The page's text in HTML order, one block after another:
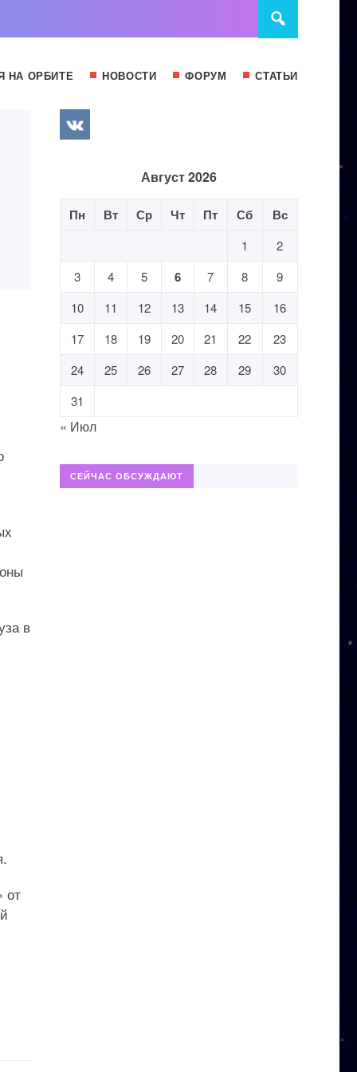
НА ОРБИТЕ НОВОСТИ ФОРУМ СТАТЬИ
в
от
Август 2026
Пн Вт Ср Чт Пт Сб Вс
1
2
3
4 5 6 7 8
9
10
11 12 13 14 15
16
17
18 19 20 21 22
23
24
25 26 27 28 29
30
31
« Июл
СЕЙЧАС ОБСУЖДАЮТ